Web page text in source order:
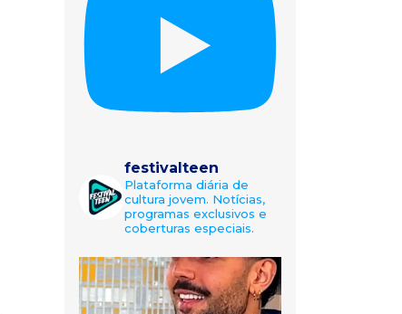
festivalteen
Plataforma diária de
cultura jovem. Notícias,
programas exclusivos e
coberturas especiais.